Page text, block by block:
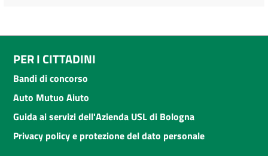
PER I CITTADINI
Bandi di concorso
Auto Mutuo Aiuto
Guida ai servizi dell'Azienda USL di Bologna
Privacy policy e protezione del dato personale